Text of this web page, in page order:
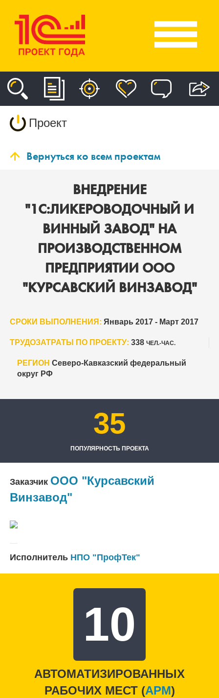
Проект
Вернуться ко всем проектам
ВНЕДРЕНИЕ
"1С:ЛИКЕРОВОДОЧНЫЙ И
ВИННЫЙ ЗАВОД" НА
ПРОИЗВОДСТВЕННОМ
ПРЕДПРИЯТИИ ООО
"КУРСАВСКИЙ ВИНЗАВОД"
СРОКИ ВЫПОЛНЕНИЯ: Январь 2017 - Март 2017
ТРУДОЗАТРАТЫ ПО ПРОЕКТУ: 338 ЧЕЛ.-ЧАС.
РЕГИОН Северо-Кавказский федеральный
округ РФ
35
ПОПУЛЯРНОСТЬ ПРОЕКТА
Заказчик ООО "Курсавский
Винзавод"
Исполнитель НПО "ПрофТек"
10
АВТОМАТИЗИРОВАННЫХ
РАБОЧИХ МЕСТ (APM)